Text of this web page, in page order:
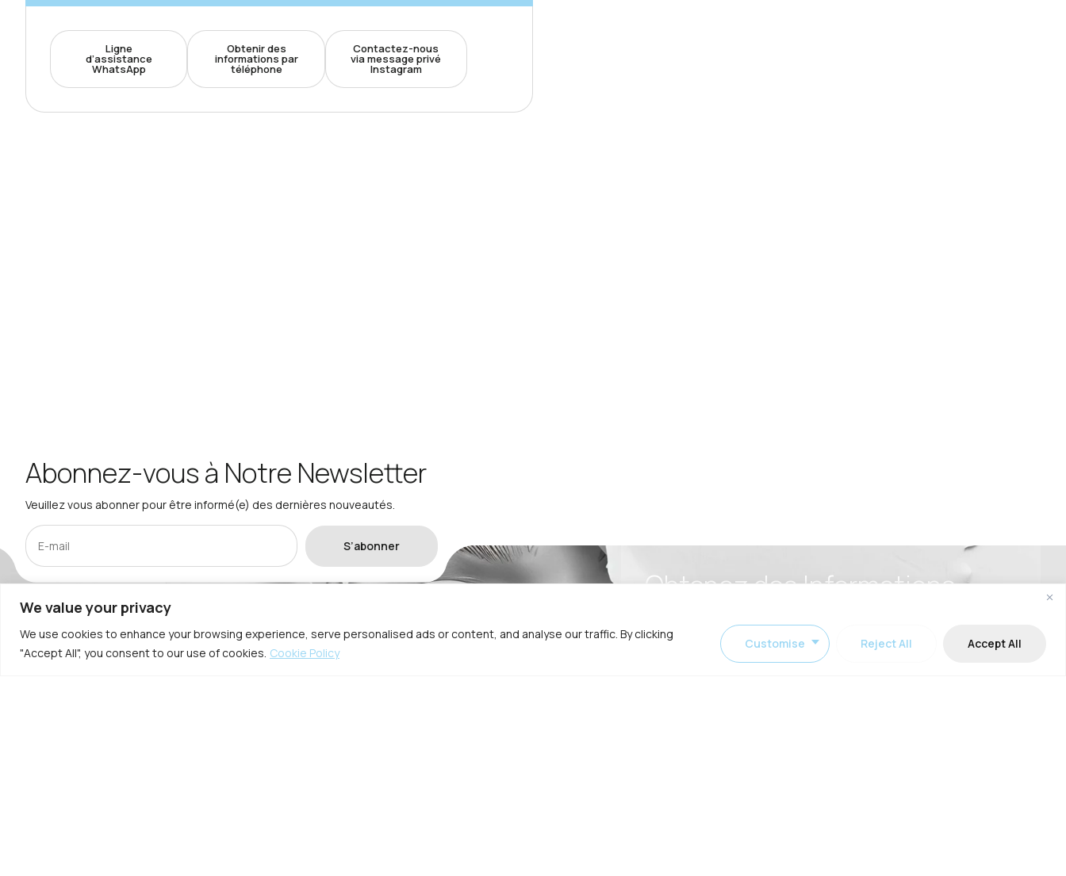
We value your privacy
We use cookies to enhance your browsing experience, serve personalised ads or content, and analyse our traffic. By clicking
"Accept All", you consent to our use of cookies. Cookie Policy
Customise Reject All Accept All
Ligne
d’assistance
WhatsApp
Obtenir des
informations par
téléphone
Contactez-nous
via message privé
Instagram
Abonnez-vous à Notre Newsletter
Veuillez vous abonner pour être informé(e) des dernières nouveautés.
S’abonner
Institutionnel
A Propos
Interventions
Obtenez des Informations
Gratuites
Terrace Fulya, Hakkı Yeten Ave. N:11-67, Center-1, 34365, Şişli